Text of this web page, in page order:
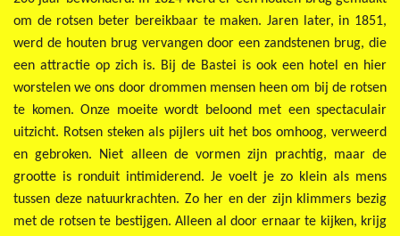
om de rotsen beter bereikbaar te maken. Jaren later, in 1851,
werd de houten brug vervangen door een zandstenen brug, die
een attractie op zich is. Bij de Bastei is ook een hotel en hier
worstelen we ons door drommen mensen heen om bij de rotsen
te komen. Onze moeite wordt beloond met een spectaculair
uitzicht. Rotsen steken als pijlers uit het bos omhoog, verweerd
en gebroken. Niet alleen de vormen zijn prachtig, maar de
grootte is ronduit intimiderend. Je voelt je zo klein als mens
tussen deze natuurkrachten. Zo her en der zijn klimmers bezig
met de rotsen te bestijgen. Alleen al door ernaar te kijken, krijg